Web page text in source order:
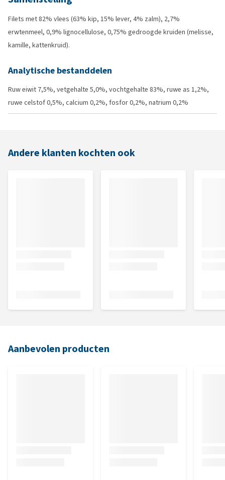
Filets met 82% vlees (63% kip, 15% lever, 4% zalm), 2,7%
erwtenmeel, 0,9% lignocellulose, 0,75% gedroogde kruiden (melisse,
kamille, kattenkruid).
Analytische bestanddelen
Ruw eiwit 7,5%, vetgehalte 5,0%, vochtgehalte 83%, ruwe as 1,2%,
ruwe celstof 0,5%, calcium 0,2%, fosfor 0,2%, natrium 0,2%
Andere klanten kochten ook
Aanbevolen producten